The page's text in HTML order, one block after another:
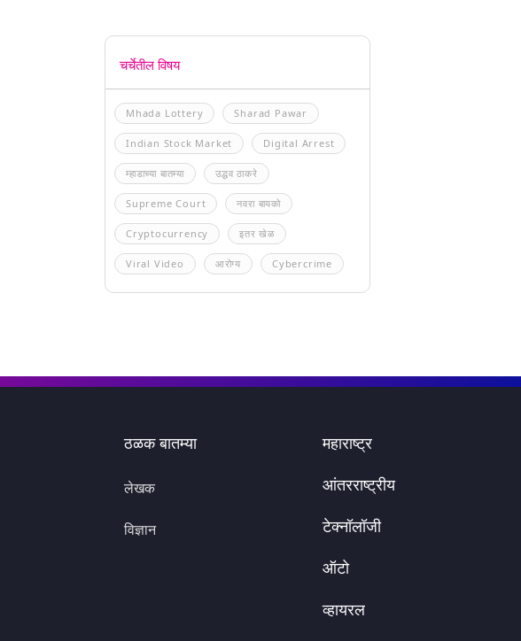
चर्चेतील विषय
Mhada Lottery Sharad Pawar
Indian Stock Market Digital Arrest
म्हाडाच्या बातम्या उद्धव ठाकरे
Supreme Court नवरा बायको
Cryptocurrency इतर खेळ
Viral Video आरोग्य Cybercrime
ठळक बातम्या
लेखक
विज्ञान
महाराष्ट्र
आंतरराष्ट्रीय
टेक्नॉलॉजी
ऑटो
व्हायरल